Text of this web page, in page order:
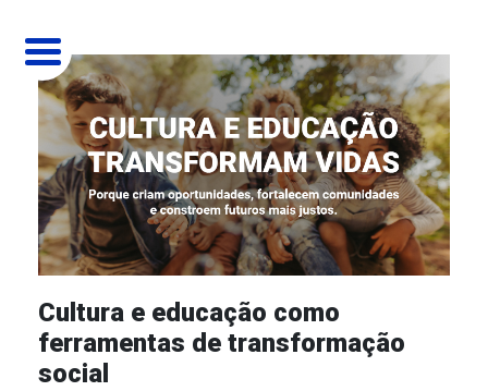
MENU
HOME
QUEM SOMOS
O INSTITUTO
MISSÃO
COMO ATUAMOS
CULTURAL
PINTANDO 7 COM A APAE
BLOG
Cultura e educação como
ferramentas de transformação
social